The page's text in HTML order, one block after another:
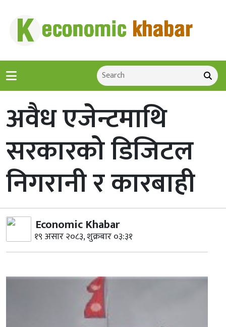
अवैध एजेन्टमाथि
सरकारको डिजिटल
निगरानी र कारबाही
Economic Khabar
१९ असार २०८३, शुक्रबार ०३:३१